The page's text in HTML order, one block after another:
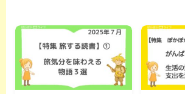
月別特集TOP
月別特集 月毎に特集した本たちです。